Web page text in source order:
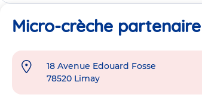
Micro-crèche
Adresse
18 Avenue Edouard Fosse
78520 Limay